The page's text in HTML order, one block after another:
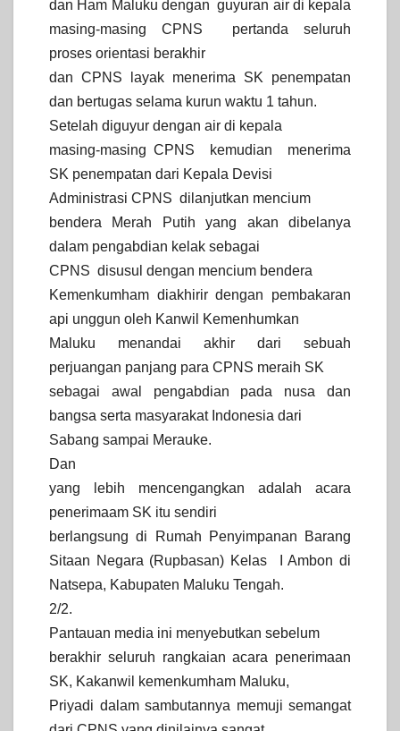
dan Ham Maluku dengan guyuran air di kepala
masing-masing CPNS pertanda seluruh
proses orientasi berakhir
dan CPNS layak menerima SK penempatan
dan bertugas selama kurun waktu 1 tahun.
Setelah diguyur dengan air di kepala
masing-masing CPNS kemudian menerima
SK penempatan dari Kepala Devisi
Administrasi CPNS dilanjutkan mencium
bendera Merah Putih yang akan dibelanya
dalam pengabdian kelak sebagai
CPNS disusul dengan mencium bendera
Kemenkumham diakhirir dengan pembakaran
api unggun oleh Kanwil Kemenhumkan
Maluku menandai akhir dari sebuah
perjuangan panjang para CPNS meraih SK
sebagai awal pengabdian pada nusa dan
bangsa serta masyarakat Indonesia dari
Sabang sampai Merauke.
Dan
yang lebih mencengangkan adalah acara
penerimaam SK itu sendiri
berlangsung di Rumah Penyimpanan Barang
Sitaan Negara (Rupbasan) Kelas I Ambon di
Natsepa, Kabupaten Maluku Tengah.
2/2.
Pantauan media ini menyebutkan sebelum
berakhir seluruh rangkaian acara penerimaan
SK, Kakanwil kemenkumham Maluku,
Priyadi dalam sambutannya memuji semangat